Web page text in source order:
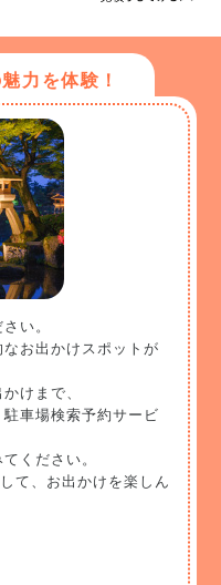
力を体験！
い。
なお出かけスポットが
けまで、
車場検索予約サービ
ください。
て、お出かけを楽しん